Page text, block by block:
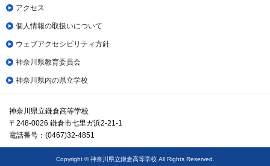
アクセス
個人情報の取扱いについて
ウェブアクセシビリティ方針
神奈川県教育委員会
神奈川県内の県立学校
神奈川県立鎌倉高等学校
〒248-0026 鎌倉市七里ガ浜2-21-1
電話番号：(0467)32-4851
Copyright © 神奈川県立鎌倉高等学校 All Rights Reserved.